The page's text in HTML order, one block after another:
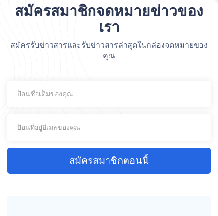
สมัครสมาชิกจดหมายข่าวของ
เรา
สมัครรับข่าวสารและรับข่าวสารล่าสุดในกล่องจดหมายของ
คุณ
สมัครสมาชิกตอนนี้